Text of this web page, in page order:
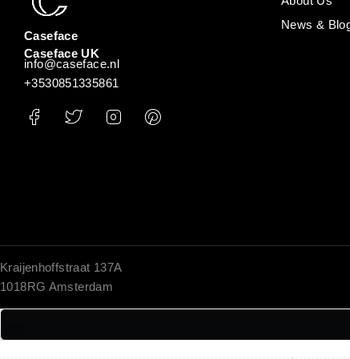
Caseface
Caseface UK
info@caseface.nl
+3530851335861
News &
Kraijenhoffstraat 137A
1018RG Amsterdam